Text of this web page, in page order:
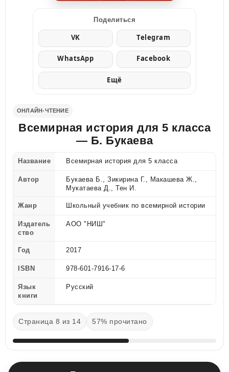
Поделиться
VK Telegram
WhatsApp Facebook
Ещё
ОНЛАЙН-ЧТЕНИЕ
Всемирная история для 5 класса
— Б. Букаева
Название Всемирная история для 5 класса
Автор
Букаева Б., Зикирина Г., Макашева Ж.,
Мукатаева Д., Тен И.
Жанр Школьный учебник по всемирной истории
Издатель
ство
АОО "НИШ"
Год 2017
ISBN 978-601-7916-17-6
Язык
книги
Русский
Страница 8 из 14 57% прочитано